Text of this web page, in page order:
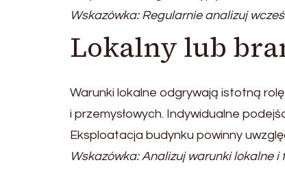
Wskazówka: Regularnie analizuj
Lokalny lub
Warunki lokalne odgrywają istotną
i przemysłowych. Indywidualne
Eksploatacja budynku powinny
Wskazówka: Analizuj warunki lokalne